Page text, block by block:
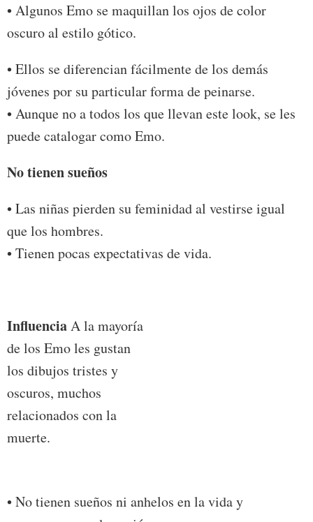
• Algunos Emo se maquillan los ojos de color
oscuro al estilo gótico.
• Ellos se diferencian fácilmente de los demás
jóvenes por su particular forma de peinarse.
• Aunque no a todos los que llevan este look, se les
puede catalogar como Emo.
No tienen sueños
• Las niñas pierden su feminidad al vestirse igual
que los hombres.
• Tienen pocas expectativas de vida.
InfluenciaA la mayoría
de los Emo les gustan
los dibujos tristes y
oscuros, muchos
relacionados con la
muerte.
• No tienen sueños ni anhelos en la vida y